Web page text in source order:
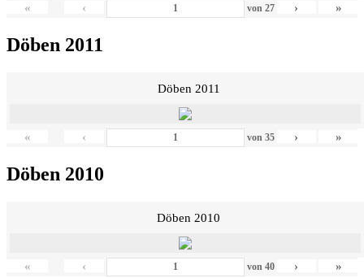
« ‹ von 27 › »
Döben 2011
Döben 2011
« ‹ von 35 › »
Döben 2010
Döben 2010
« ‹ von 40 › »